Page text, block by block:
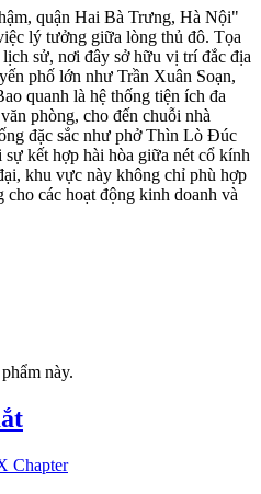
quận Hai Bà Trưng, Hà Nội"
lý tưởng giữa lòng thủ đô. Tọa
sử, nơi đây sở hữu vị trí đắc địa
phố lớn như Trần Xuân Soạn,
quanh là hệ thống tiện ích đa
phòng, cho đến chuỗi nhà
đặc sắc như phở Thìn Lò Đúc
kết hợp hài hòa giữa nét cổ kính
khu vực này không chỉ phù hợp
các hoạt động kinh doanh và
này.